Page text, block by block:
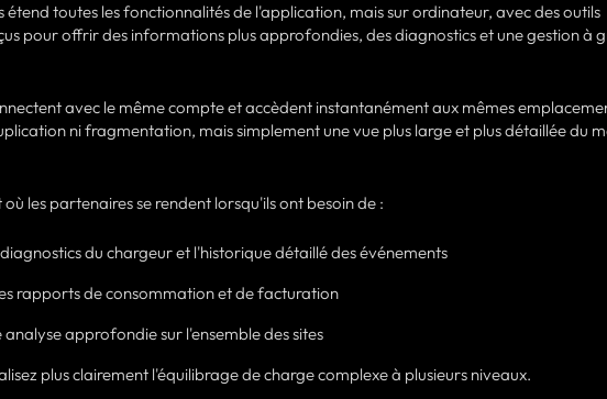
toutes les fonctionnalités de l'application, mais sur ordinateur, avec des outils
pour offrir des informations plus approfondies, des diagnostics et une gestion à
avec le même compte et accèdent instantanément aux mêmes
ni fragmentation, mais simplement une vue plus large et plus détaillée du
les partenaires se rendent lorsqu'ils ont besoin de :
du chargeur et l'historique détaillé des événements
rapports de consommation et de facturation
analyse approfondie sur l'ensemble des sites
plus clairement l'équilibrage de charge complexe à plusieurs niveaux.